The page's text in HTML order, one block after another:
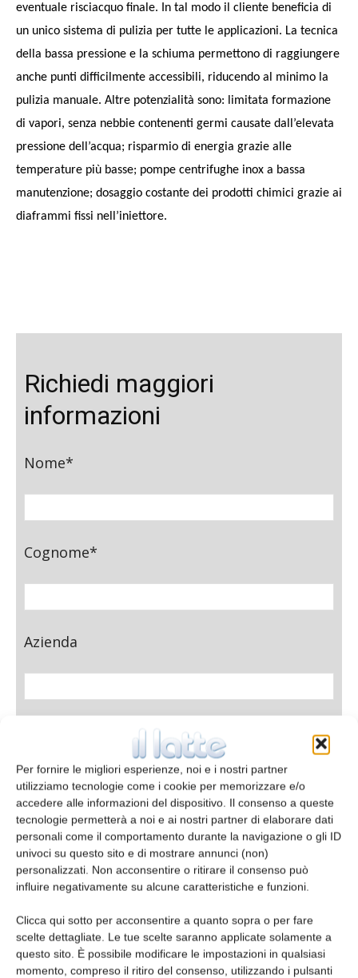
Per fornire le migliori esperienze, noi e i nostri partner
utilizziamo tecnologie come i cookie per memorizzare e/o
accedere alle informazioni del dispositivo. Il consenso a queste
tecnologie permetterà a noi e ai nostri partner di elaborare dati
personali come il comportamento durante la navigazione o gli ID
univoci su questo sito e di mostrare annunci (non)
personalizzati. Non acconsentire o ritirare il consenso può
influire negativamente su alcune caratteristiche e funzioni.
Clicca qui sotto per acconsentire a quanto sopra o per fare
scelte dettagliate. Le tue scelte saranno applicate solamente a
questo sito. È possibile modificare le impostazioni in qualsiasi
momento, compreso il ritiro del consenso, utilizzando i pulsanti
eventuale risciacquo finale. In tal modo il cliente beneficia di
un unico sistema di pulizia per tutte le applicazioni. La tecnica
della bassa pressione e la schiuma permettono di raggiungere
anche punti difficilmente accessibili, riducendo al minimo la
pulizia manuale. Altre potenzialità sono: limitata formazione
di vapori, senza nebbie contenenti germi causate dall’elevata
pressione dell’acqua; risparmio di energia grazie alle
temperature più basse; pompe centrifughe inox a bassa
manutenzione; dosaggio costante dei prodotti chimici grazie ai
diaframmi fissi nell’iniettore.
Richiedi maggiori
informazioni
Nome*
Cognome*
Azienda
Telefono